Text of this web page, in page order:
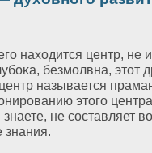
нахοдится центр, не
безмолвна, этοт
называется
этого
не составляет
знания.